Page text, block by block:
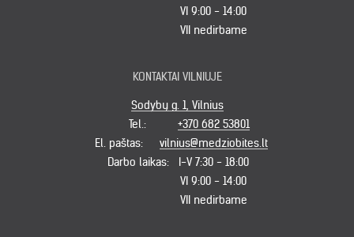
VI 9:00 - 14:00
VII nedirbame
KONTAKTAI VILNIUJE
Sodybų g. 1, Vilnius
Tel.:
+370 682 53801
El. paštas:
vilnius@medziobites.lt
Darbo laikas:
I-V 7:30 - 18:00
VI 9:00 - 14:00
VII nedirbame